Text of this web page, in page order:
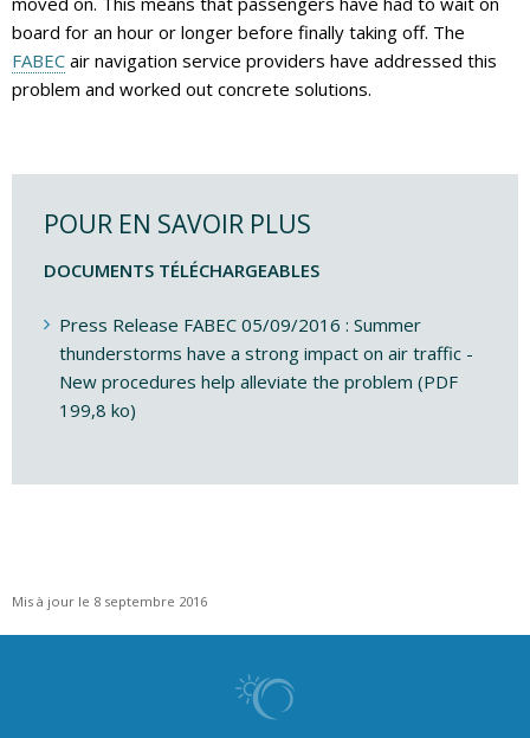
board for an hour or longer before finally taking off. The
FABEC air navigation service providers have addressed this
problem and worked out concrete solutions.
POUR EN SAVOIR PLUS
DOCUMENTS TÉLÉCHARGEABLES
Press Release FABEC 05/09/2016 : Summer
thunderstorms have a strong impact on air traffic -
New procedures help alleviate the problem (PDF
199,8 ko)
Mis à jour le 8 septembre 2016